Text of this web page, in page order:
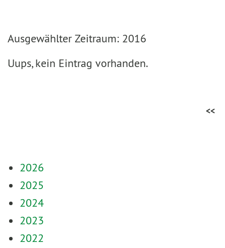
Ausgewählter Zeitraum: 2016
Uups, kein Eintrag vorhanden.
<<
2026
2025
2024
2023
2022